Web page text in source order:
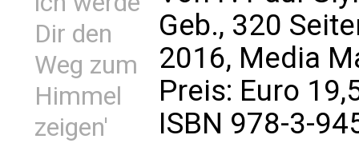
Dir den
Weg zum
Himmel
zeigen'
Geb., 320
2016, Media
Preis: Euro
ISBN 978-3-